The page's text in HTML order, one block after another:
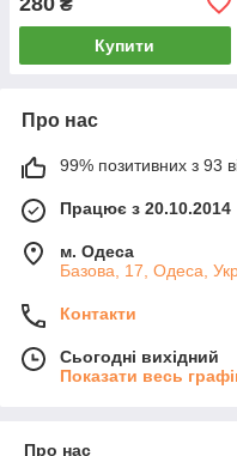
Купити
Про нас
99% позитивних з 93
Працює з 20.10.2014
м. Одеса
Базова, 17, Одеса,
Контакти
Сьогодні вихідний
Показати весь
Про нас